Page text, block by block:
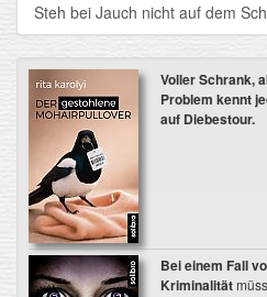
Steh bei Jauch nicht auf dem
Voller Schrank,
Problem kennt
auf Diebestour.
Bei einem Fall
Kriminalität